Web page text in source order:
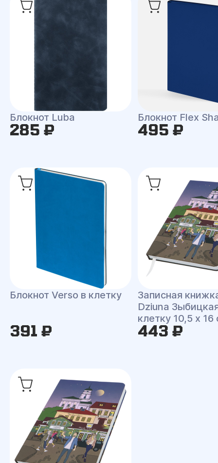
Блокнот Luba
285 ₽
Блокнот Flex
495 ₽
Блокнот Verso в клетку
391 ₽
Записная
Dziuna
клетку 10,5 x 16
443 ₽